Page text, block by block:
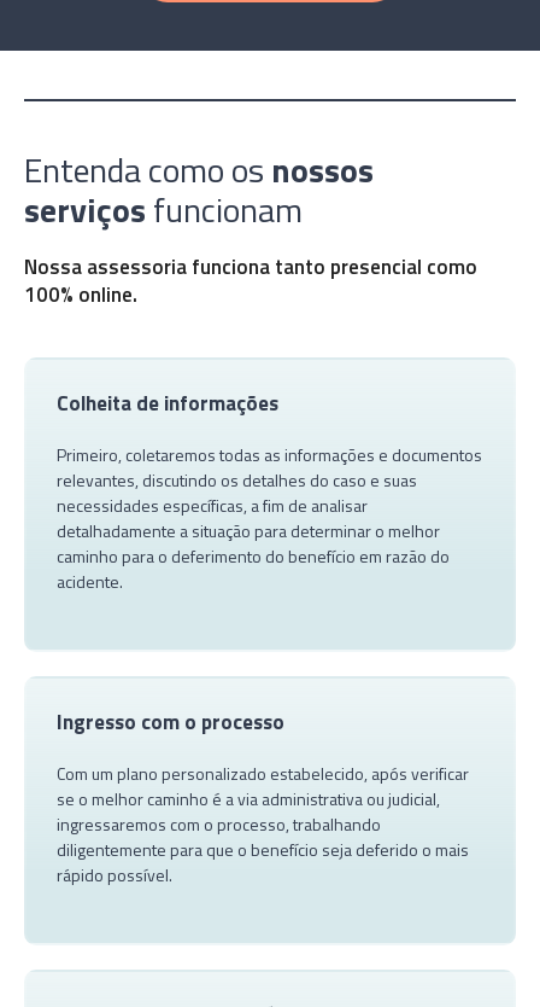
Entenda como os nossos
serviçosfuncionam
Nossa assessoria funciona tanto presencial como
100% online.
Colheita de informações
Primeiro, coletaremos todas as informações e documentos
relevantes, discutindo os detalhes do caso e suas
necessidades específicas, a fim de analisar
detalhadamente a situação para determinar o melhor
caminho para o deferimento do benefício em razão do
acidente.
Ingresso com o processo
Com um plano personalizado estabelecido, após verificar
se o melhor caminho é a via administrativa ou judicial,
ingressaremos com o processo, trabalhando
diligentemente para que o benefício seja deferido o mais
rápido possível.